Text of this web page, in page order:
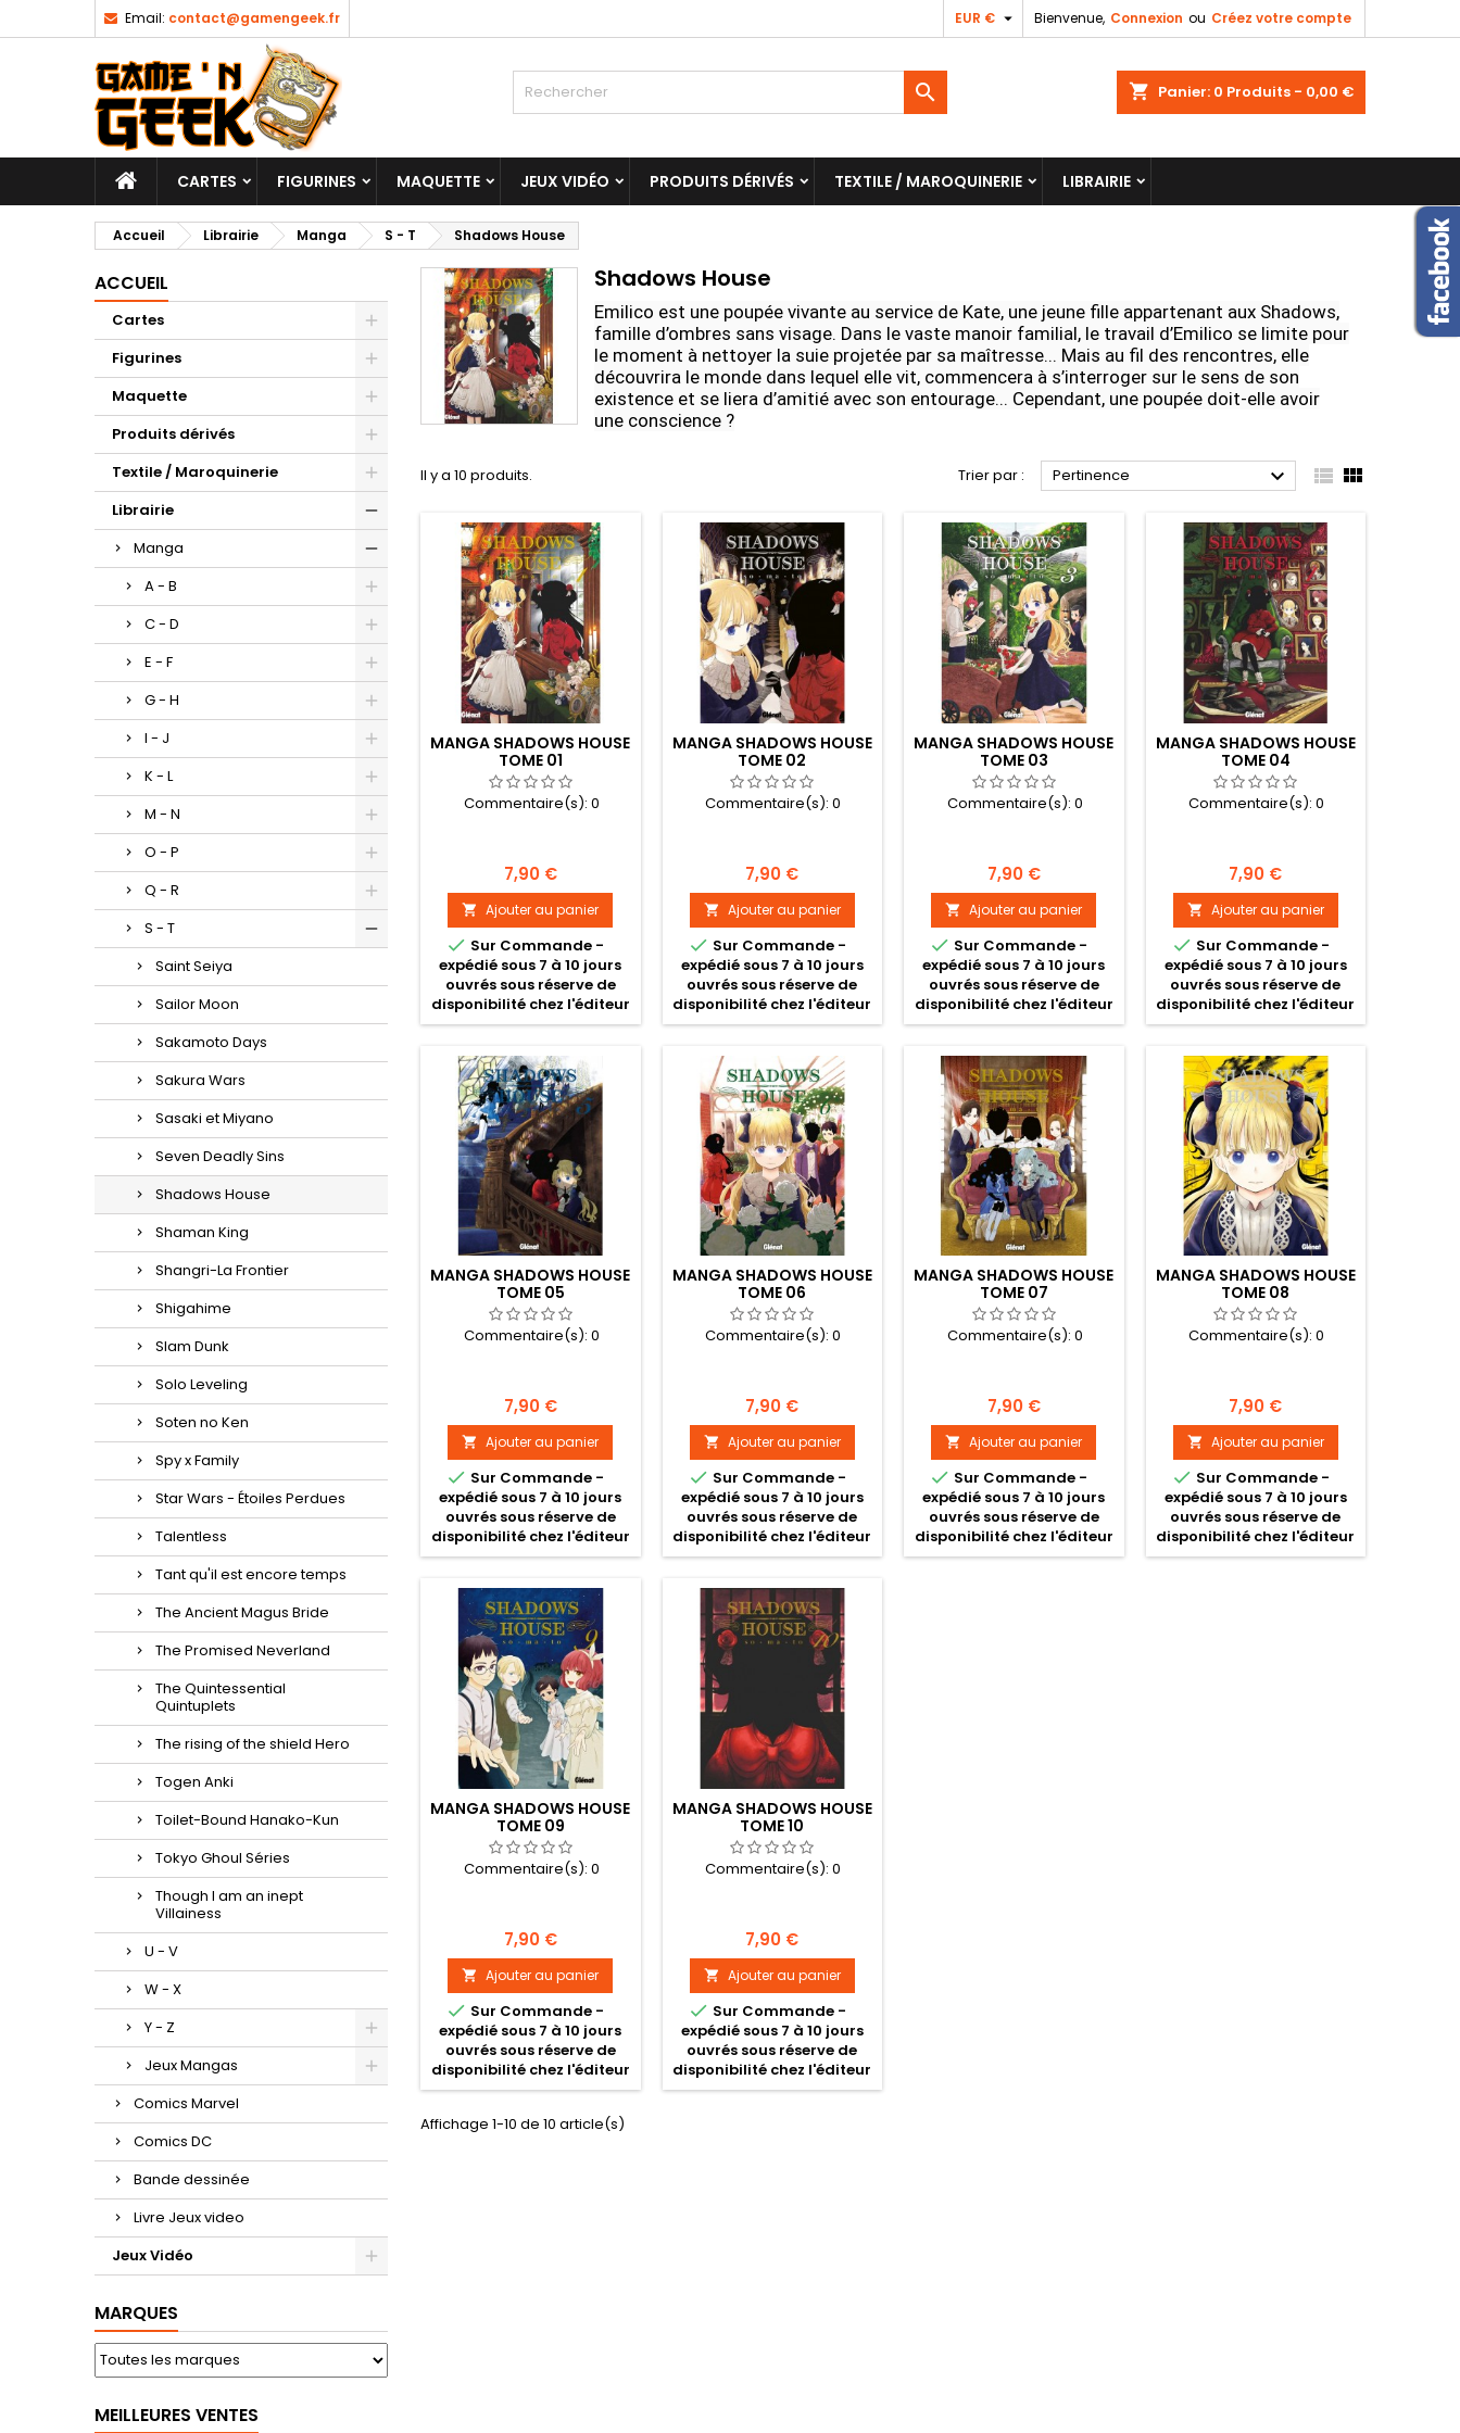
Email: contact@gamengeek.fr Bienvenue, Connexion ou Créez votre compte
EUR € 
shopping_cart Panier: 0 Produits - 0,00 €

CARTES FIGURINES MAQUETTE JEUX VIDÉO PRODUITS DÉRIVÉS TEXTILE / MAROQUINERIE LIBRAIRIE
Accueil Librairie Manga S - T Shadows House
ACCUEIL
Cartes
Figurines
Maquette
Produits dérivés
Textile / Maroquinerie
Librairie
Manga
A - B
C - D
E - F
G - H
I - J
K - L
M - N
O - P
Q - R
S - T
Saint Seiya
Sailor Moon
Sakamoto Days
Sakura Wars
Sasaki et Miyano
Seven Deadly Sins
Shadows House
Shaman King
Shangri-La Frontier
Shigahime
Slam Dunk
Solo Leveling
Soten no Ken
Spy x Family
Star Wars - Étoiles Perdues
Talentless
Tant qu'il est encore temps
The Ancient Magus Bride
The Promised Neverland
The Quintessential
Quintuplets
The rising of the shield Hero
Togen Anki
Toilet-Bound Hanako-Kun
Tokyo Ghoul Séries
Though I am an inept
Villainess
U - V
W - X
Y - Z
Jeux Mangas
Comics Marvel
Comics DC
Bande dessinée
Livre Jeux video
Jeux Vidéo
MARQUES
MEILLEURES VENTES
Shadows House
Emilico est une poupée vivante au service de Kate, une jeune fille appartenant aux Shadows,
famille d’ombres sans visage. Dans le vaste manoir familial, le travail d’Emilico se limite pour
le moment à nettoyer la suie projetée par sa maîtresse... Mais au fil des rencontres, elle
découvrira le monde dans lequel elle vit, commencera à s’interroger sur le sens de son
existence et se liera d’amitié avec son entourage... Cependant, une poupée doit-elle avoir
une conscience ?
Il y a 10 produits. Trier par : Pertinence   
MANGA SHADOWS HOUSE
TOME 01
Commentaire(s): 0
Prix
7,90 €
 Ajouter au panier
 Sur Commande -
expédié sous 7 à 10 jours
ouvrés sous réserve de
disponibilité chez l'éditeur
MANGA SHADOWS HOUSE
TOME 02
Commentaire(s):0
Prix
7,90 €
 Ajouter au panier
 Sur Commande -
expédié sous 7 à 10 jours
ouvrés sous réserve de
disponibilité chez l'éditeur
MANGA SHADOWS HOUSE
TOME 03
Commentaire(s): 0
Prix
7,90 €
 Ajouter au panier
 Sur Commande -
expédié sous 7 à 10 jours
ouvrés sous réserve de
disponibilité chez l'éditeur
MANGA SHADOWS HOUSE
TOME 04
Commentaire(s):0
Prix
7,90 €
 Ajouter au panier
 Sur Commande -
expédié sous 7 à 10 jours
ouvrés sous réserve de
disponibilité chez l'éditeur
MANGA SHADOWS HOUSE
TOME 05
Commentaire(s): 0
Prix
7,90 €
 Ajouter au panier
 Sur Commande -
expédié sous 7 à 10 jours
ouvrés sous réserve de
disponibilité chez l'éditeur
MANGA SHADOWS HOUSE
TOME 06
Commentaire(s):0
Prix
7,90 €
 Ajouter au panier
 Sur Commande -
expédié sous 7 à 10 jours
ouvrés sous réserve de
disponibilité chez l'éditeur
MANGA SHADOWS HOUSE
TOME 07
Commentaire(s): 0
Prix
7,90 €
 Ajouter au panier
 Sur Commande -
expédié sous 7 à 10 jours
ouvrés sous réserve de
disponibilité chez l'éditeur
MANGA SHADOWS HOUSE
TOME 08
Commentaire(s):0
Prix
7,90 €
 Ajouter au panier
 Sur Commande -
expédié sous 7 à 10 jours
ouvrés sous réserve de
disponibilité chez l'éditeur
MANGA SHADOWS HOUSE
TOME 09
Commentaire(s): 0
Prix
7,90 €
 Ajouter au panier
 Sur Commande -
expédié sous 7 à 10 jours
ouvrés sous réserve de
disponibilité chez l'éditeur
MANGA SHADOWS HOUSE
TOME 10
Commentaire(s):0
Prix
7,90 €
 Ajouter au panier
 Sur Commande -
expédié sous 7 à 10 jours
ouvrés sous réserve de
disponibilité chez l'éditeur
Affichage 1-10 de 10 article(s)